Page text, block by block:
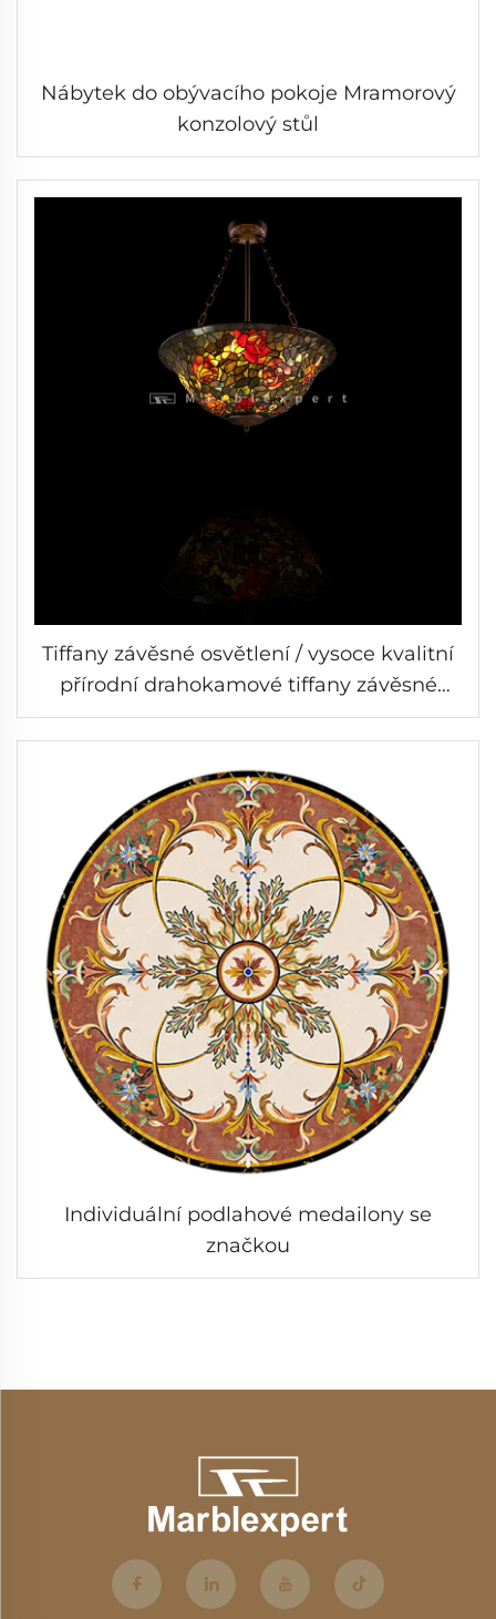
Nábytek do obývacího pokoje Mramorový
konzolový stůl
Tiffany závěsné osvětlení / vysoce kvalitní
přírodní drahokamové tiffany závěsné
osvětlení / polodrahokamové tiffany
závěsné osvětlení / barokní styl moderní
osvětlení / klasické luxusní osvětlení-10g-
10
Individuální podlahové medailony se
značkou